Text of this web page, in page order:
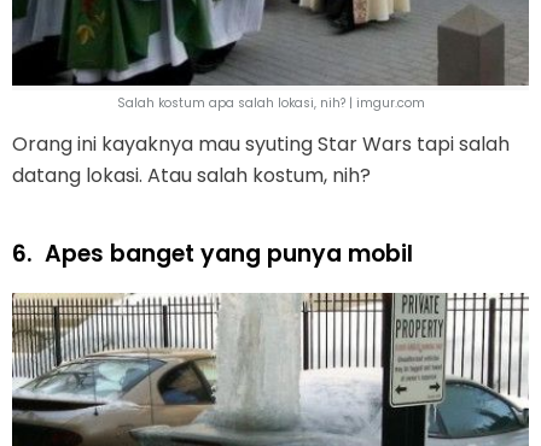
Salah kostum apa salah lokasi, nih? | imgur.com
Orang ini kayaknya mau syuting Star Wars tapi salah
datang lokasi. Atau salah kostum, nih?
6. Apes banget yang punya mobil